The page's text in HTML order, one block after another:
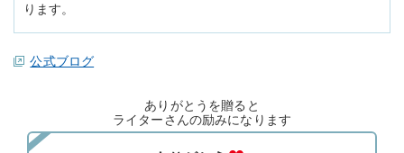
ります。
公式ブログ
ありがとうを贈ると
ライターさんの励みになります